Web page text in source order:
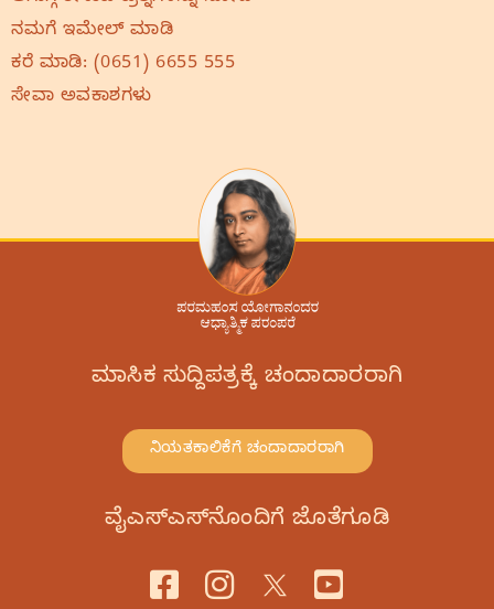
ನಮಗೆ ಇಮೇಲ್‌ ಮಾಡಿ
ಕರೆ ಮಾಡಿ: (0651) 6655 555
ಸೇವಾ ಅವಕಾಶಗಳು
ಮಾಸಿಕ ಸುದ್ದಿಪತ್ರಕ್ಕೆ ಚಂದಾದಾರರಾಗಿ
ನಿಯತಕಾಲಿಕೆಗೆ ಚಂದಾದಾರರಾಗಿ
ವೈಎಸ್‌ಎಸ್‌ನೊಂದಿಗೆ ಜೊತೆಗೂಡಿ